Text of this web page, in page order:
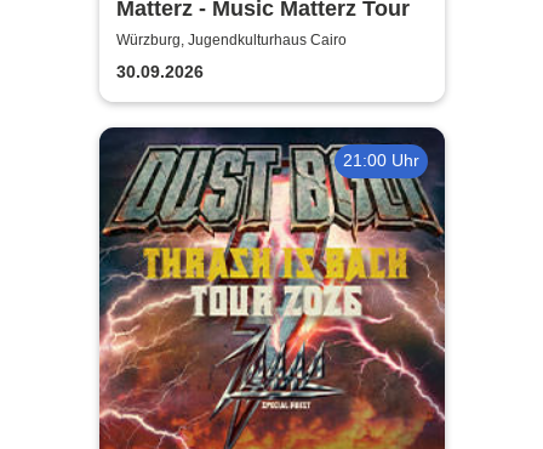
Matterz - Music Matterz Tour
Würzburg, Jugendkulturhaus Cairo
30.09.2026
21:00 Uhr